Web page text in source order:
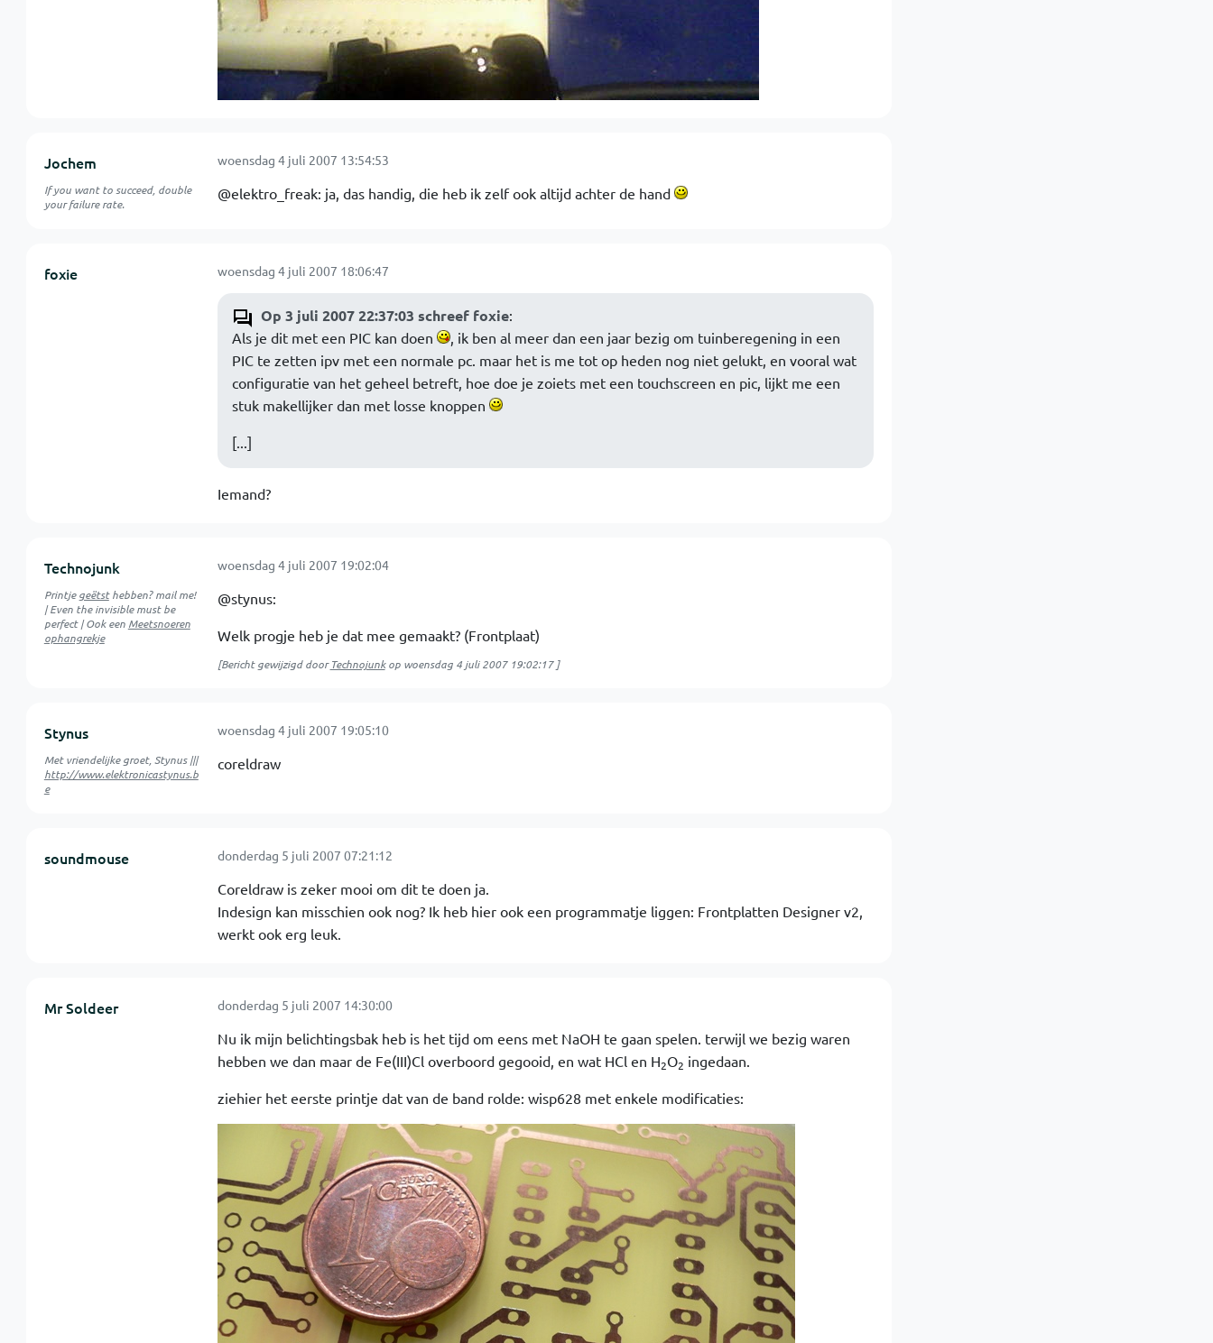
Jochem
If you want to succeed, double
your failure rate.
woensdag 4 juli 2007 13:54:53
@elektro_freak: ja, das handig, die heb ik zelf ook altijd achter de hand
foxie woensdag 4 juli 2007 18:06:47
Op 3 juli 2007 22:37:03 schreef foxie:
Als je dit met een PIC kan doen
, ik ben al meer dan een jaar bezig om tuinberegening in een
PIC te zetten ipv met een normale pc. maar het is me tot op heden nog niet gelukt, en vooral wat
configuratie van het geheel betreft, hoe doe je zoiets met een touchscreen en pic, lijkt me een
stuk makellijker dan met losse knoppen
[...]
Iemand?
Technojunk
Printjegeëtsthebben? mail me!
| Even the invisible must be
perfect | Ook een Meetsnoeren
ophangrekje
woensdag 4 juli 2007 19:02:04
@stynus:
Welk progje heb je dat mee gemaakt? (Frontplaat)
[Bericht gewijzigd doorTechnojunkop woensdag 4 juli 2007 19:02:17]
Stynus
Met vriendelijke groet, Stynus |||
http://www.elektronicastynus.b
e
woensdag 4 juli 2007 19:05:10
coreldraw
soundmouse donderdag 5 juli 2007 07:21:12
Coreldraw is zeker mooi om dit te doen ja.
Indesign kan misschien ook nog? Ik heb hier ook een programmatje liggen: Frontplatten Designer v2,
werkt ook erg leuk.
Mr Soldeer donderdag 5 juli 2007 14:30:00
Nu ik mijn belichtingsbak heb is het tijd om eens met NaOH te gaan spelen. terwijl we bezig waren
hebben we dan maar de Fe(III)Cl overboord gegooid, en wat HCl en H2O2 ingedaan.
ziehier het eerste printje dat van de band rolde: wisp628 met enkele modificaties: